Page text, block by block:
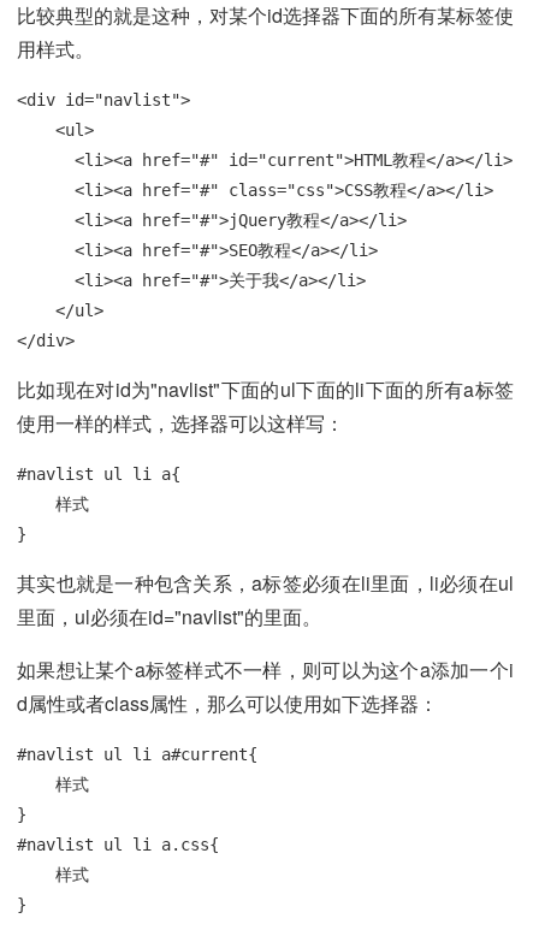
比较典型的就是这种，对某个id选择器下面的所有某标签使
用样式。
<div id="navlist">
<ul>
<li><a href="#" id="current">HTML教程</a></li>
<li><a href="#" class="css">CSS教程</a></li>
<li><a href="#">jQuery教程</a></li>
<li><a href="#">SEO教程</a></li>
<li><a href="#">关于我</a></li>
</ul>
</div>
比如现在对id为"navlist"下面的ul下面的li下面的所有a标签
使用一样的样式，选择器可以这样写：
#navlist ul li a{
样式
}
其实也就是一种包含关系，a标签必须在li里面，li必须在ul
里面，ul必须在id="navlist"的里面。
如果想让某个a标签样式不一样，则可以为这个a添加一个i
d属性或者class属性，那么可以使用如下选择器：
#navlist ul li a#current{
样式
}
#navlist ul li a.css{
样式
}